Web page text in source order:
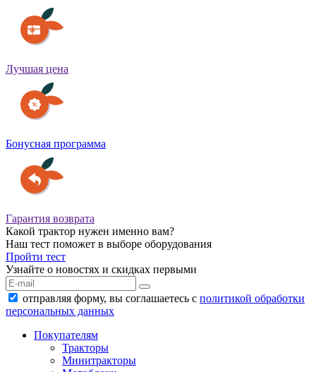
Лучшая цена
Бонусная программа
Гарантия возврата
Какой трактор нужен именно вам?
Наш тест поможет в выборе оборудования
Пройти тест
Узнайте о новостях и скидках первыми
отправляя форму, вы соглашаетесь с политикой обработки
персональных данных
Покупателям
Тракторы
Минитракторы